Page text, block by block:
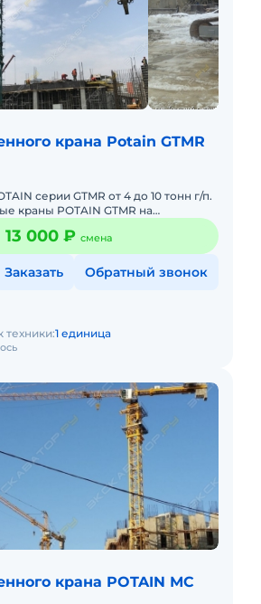
крана Potain GTMR
серии GTMR от 4 до 10 тонн г/п.
краны POTAIN GTMR на
13 000 ₽ смена
Заказать Обратный звонок
техники:1 единица
крана POTAIN МС